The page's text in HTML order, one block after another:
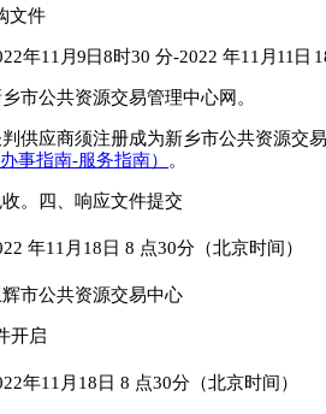
文件
2年11 月9日8时30 分-2022 年11 月 11 日
乡市公共资源交易管理中心网。
供应商须注册成为新乡市公共资源交
办事指南-服务指南） 。
。四、响应文件提交
2 年11 月 18 日 8 点30分（北京时间）
辉市公共资源交易中心
开启
2年11 月 18 日 8 点30分（北京时间）